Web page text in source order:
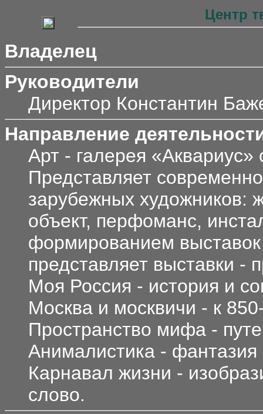
Центр
Владелец
Руководители
Директор Константин
Направление
Арт - галерея «Аквариус»
Представляет
зарубежных художников:
объект, перфоманс,
формированием
представляет выставки -
Моя Россия - история и
Москва и москвичи - к
Пространство мифа -
Анималистика - фантазия
Карнавал жизни -
слово.